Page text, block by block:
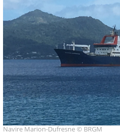
Navire Marion-Dufresne © BRGM